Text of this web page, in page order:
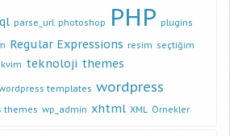
parse_url photoshop PHP plugins
Regular Expressions resim seçtiğim
teknoloji themes
templates wordpress
themes wp_admin xhtml XML Örnekler